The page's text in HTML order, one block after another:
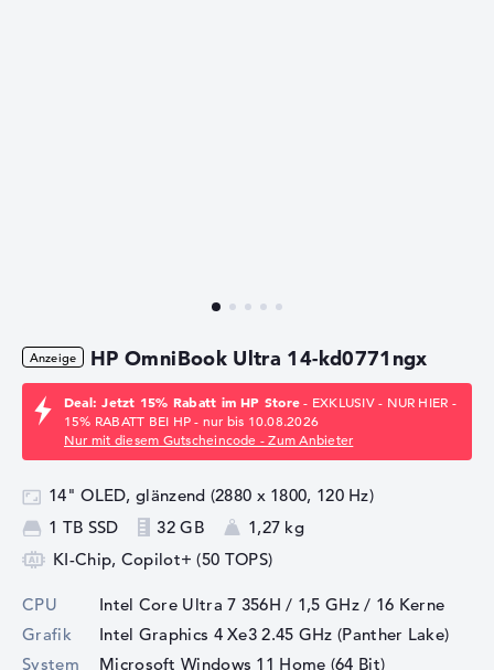
HP OmniBook Ultra 14-kd0771ngx
Deal: Jetzt 15% Rabatt im HP Store- EXKLUSIV - NUR HIER -
15% RABATT BEI HP - nur bis 10.08.2026
Nur mit diesem Gutscheincode - Zum Anbieter
14" OLED, glänzend (2880 x 1800, 120 Hz)
1 TB SSD
32 GB
1,27 kg
KI-Chip, Copilot+ (50 TOPS)
CPU Intel Core Ultra 7 356H / 1,5 GHz/ 16 Kerne
Grafik
Intel Graphics 4 Xe3 2.45 GHz (Panther Lake)
System
Microsoft Windows 11 Home (64 Bit)